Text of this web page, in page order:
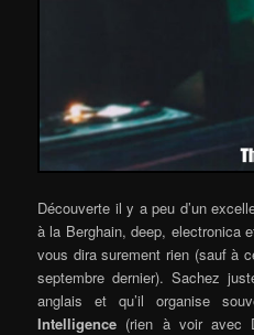
Découverte il y a peu d’un
à la Berghain, deep, electronica
vous dira surement rien (sauf à
septembre dernier). Sachez
anglais et qu’il organise
Intelligence (rien à voir avec